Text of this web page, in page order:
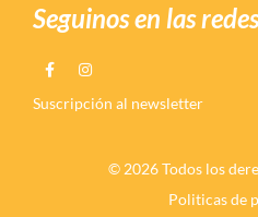
Seguinos en las redes
Suscripción al newsletter
© 2026 Todos los
Politicas de